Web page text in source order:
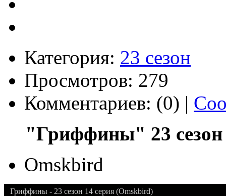
Категория: 23 сезон
Просмотров: 279
Комментариев: (0) |
"Гриффины" 23 сезон
Omskbird
Гриффины - 23 сезон 14 серия (Omskbird)